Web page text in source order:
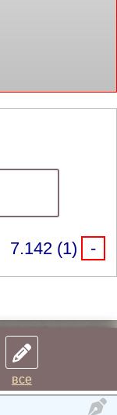
7.142 (1) -
все